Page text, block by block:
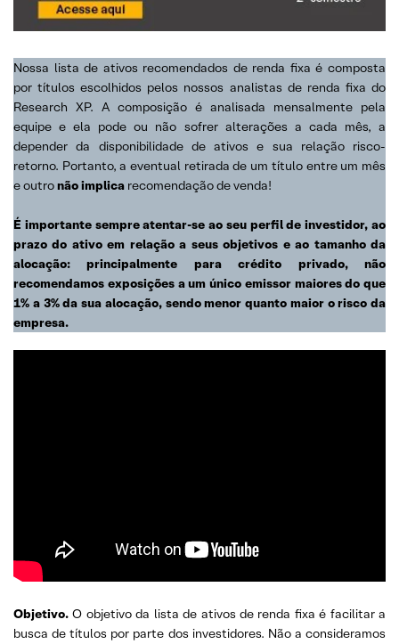
Nossa lista de ativos recomendados de renda fixa é composta
por títulos escolhidos pelos nossos analistas de renda fixa do
Research XP. A composição é analisada mensalmente pela
equipe e ela pode ou não sofrer alterações a cada mês, a
depender da disponibilidade de ativos e sua relação risco-
retorno. Portanto, a eventual retirada de um título entre um mês
e outronão implica recomendação de venda!
É importante sempre atentar-se ao seu perfil de investidor, ao
prazo do ativo em relação a seus objetivos e ao tamanho da
alocação: principalmente para crédito privado, não
recomendamos exposições a um único emissor maiores do que
1% a 3% da sua alocação, sendo menor quanto maior o risco da
empresa.
Objetivo.O objetivo da lista de ativos de renda fixa é facilitar a
busca de títulos por parte dos investidores. Não a consideramos